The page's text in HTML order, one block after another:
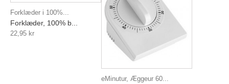
Forklæder i 100%...
Forklæder, 100% b...
22,95 kr
eMinutur, Æggeur 60...